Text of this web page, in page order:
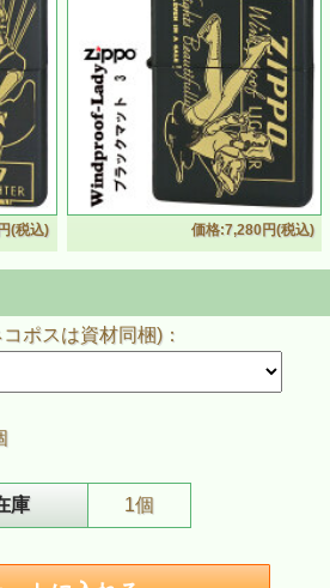
」デザイン WINDPROOF LADY
ィ ブラックマット＆イエローゴー
WINDPROOF LADY柄ジッポーラ
ディはzippo創業者 ジョージ・ブ
の広告に描かれていた“風の中で
”。"Windy"の愛称で現在でも世界
ローゴールドの美しい仕立てで懐
な雰囲気
しく仕上げるために抜き版にはせ
ねる２工程で印刷
方もそうでない方も是非ご愛用い
めします
(税込) 価格:7,280円(税込)
ポスは資材同梱)：
庫 1個